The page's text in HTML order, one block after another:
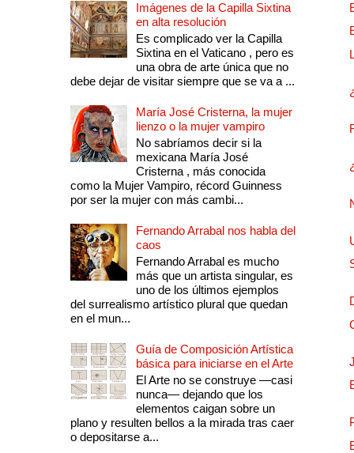
Imágenes de la Capilla Sixtina
en alta resolución
Es complicado ver la Capilla
Sixtina en el Vaticano , pero es
una obra de arte única que no
debe dejar de visitar siempre que se va a ...
María José Cristerna, la mujer
lienzo o la mujer vampiro
No sabríamos decir si la
mexicana María José
Cristerna , más conocida
como la Mujer Vampiro, récord Guinness
por ser la mujer con más cambi...
Fernando Arrabal nos habla del
caos
Fernando Arrabal es mucho
más que un artista singular, es
uno de los últimos ejemplos
del surrealismo artístico plural que quedan
en el mun...
Guía de Composición Artística
básica para iniciarse en el Arte
El Arte no se construye —casi
nunca— dejando que los
elementos caigan sobre un
plano y resulten bellos a la mirada tras caer
o depositarse a...